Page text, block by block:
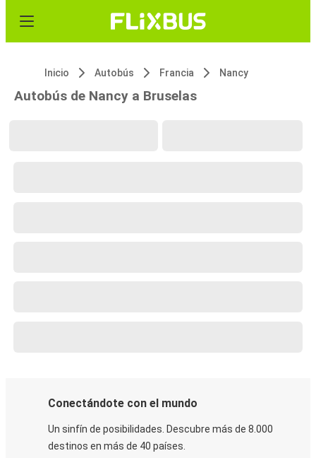
Inicio Autobús Francia Nancy
Autobús de Nancy a Bruselas
Conectándote con el mundo
Un sinfín de posibilidades. Descubre más de 8.000
destinos en más de 40 países.